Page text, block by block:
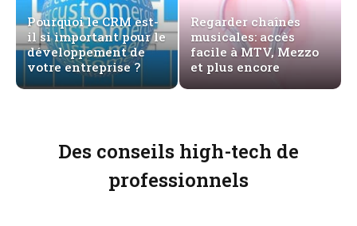
Pourquoi le CRM est-
il si important pour le
développement de
votre entreprise ?
Regarder chaînes
musicales: accès
facile à MTV, Mezzo
et plus encore
Des conseils high-tech de
professionnels